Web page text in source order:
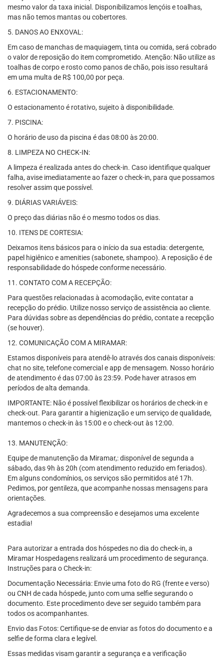
mesmo valor da taxa inicial. Disponibilizamos lençóis e toalhas,
mas não temos mantas ou cobertores.
5. DANOS AO ENXOVAL:
Em caso de manchas de maquiagem, tinta ou comida, será cobrado
o valor de reposição do item comprometido. Atenção: Não utilize as
toalhas de corpo e rosto como panos de chão, pois isso resultará
em uma multa de R$ 100,00 por peça.
6. ESTACIONAMENTO:
O estacionamento é rotativo, sujeito à disponibilidade.
7. PISCINA:
O horário de uso da piscina é das 08:00 às 20:00.
8. LIMPEZA NO CHECK-IN:
A limpeza é realizada antes do check-in. Caso identifique qualquer
falha, avise imediatamente ao fazer o check-in, para que possamos
resolver assim que possível.
9. DIÁRIAS VARIÁVEIS:
O preço das diárias não é o mesmo todos os dias.
10. ITENS DE CORTESIA:
Deixamos itens básicos para o início da sua estadia: detergente,
papel higiênico e amenities (sabonete, shampoo). A reposição é de
responsabilidade do hóspede conforme necessário.
11. CONTATO COM A RECEPÇÃO:
Para questões relacionadas à acomodação, evite contatar a
recepção do prédio. Utilize nosso serviço de assistência ao cliente.
Para dúvidas sobre as dependências do prédio, contate a recepção
(se houver).
12. COMUNICAÇÃO COM A MIRAMAR:
Estamos disponíveis para atendê-lo através dos canais disponíveis:
chat no site, telefone comercial e app de mensagem. Nosso horário
de atendimento é das 07:00 às 23:59. Pode haver atrasos em
períodos de alta demanda.
IMPORTANTE: Não é possível flexibilizar os horários de check-in e
check-out. Para garantir a higienização e um serviço de qualidade,
mantemos o check-in às 15:00 e o check-out às 12:00.
13. MANUTENÇÃO:
Equipe de manutenção da Miramar,: disponível de segunda a
sábado, das 9h às 20h (com atendimento reduzido em feriados).
Em alguns condomínios, os serviços são permitidos até 17h.
Pedimos, por gentileza, que acompanhe nossas mensagens para
orientações.
Agradecemos a sua compreensão e desejamos uma excelente
estadia!
Para autorizar a entrada dos hóspedes no dia do check-in, a
Miramar Hospedagens realizará um procedimento de segurança.
Instruções para o Check-in:
Documentação Necessária: Envie uma foto do RG (frente e verso)
ou CNH de cada hóspede, junto com uma selfie segurando o
documento. Este procedimento deve ser seguido também para
todos os acompanhantes.
Envio das Fotos: Certifique-se de enviar as fotos do documento e a
selfie de forma clara e legível.
Essas medidas visam garantir a segurança e a verificação